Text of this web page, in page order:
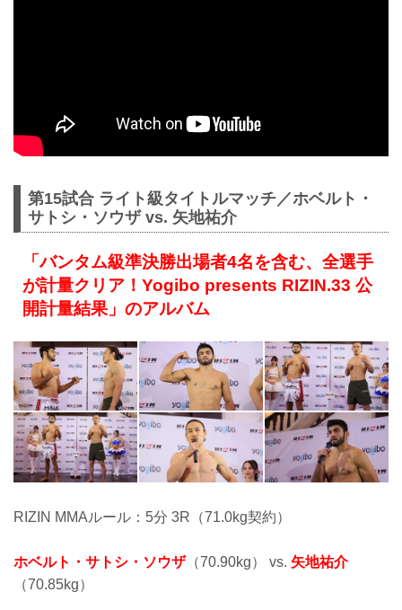
第15試合 ライト級タイトルマッチ／ホベルト・
サトシ・ソウザ vs. 矢地祐介
「バンタム級準決勝出場者4名を含む、全選手
が計量クリア！Yogibo presents RIZIN.33 公
開計量結果」のアルバム
RIZIN MMAルール：5分 3R（71.0kg契約）
ホベルト・サトシ・ソウザ（70.90kg） vs. 矢地祐介
（70.85kg）